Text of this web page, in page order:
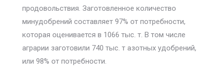
продовольствия. Заготовленное количество
минудобрений составляет 97% от потребности,
которая оценивается в 1066 тыс. т. В том числе
аграрии заготовили 740 тыс. т азотных удобрений,
или 98% от потребности.